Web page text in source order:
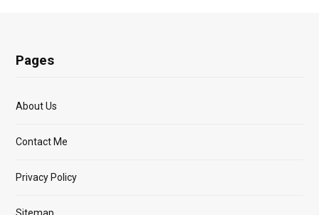
Pages
About Us
Contact Me
Privacy Policy